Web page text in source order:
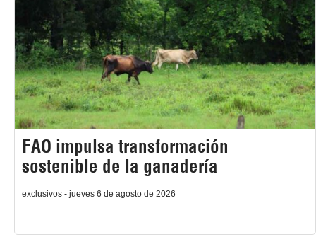
FAO impulsa transformación
sostenible de la ganadería
exclusivos - jueves 6 de agosto de 2026